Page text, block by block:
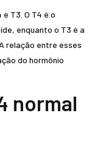
T3. O T4 é o
enquanto o T3 é a
relação entre esses
do hormônio
normal